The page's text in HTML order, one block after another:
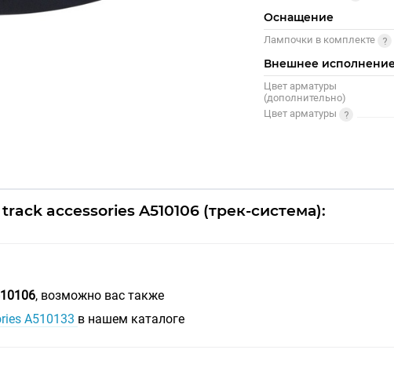
Оснащение
Лампочки в комплекте
Внешнее
Цвет арматуры
(дополнительно)
Цвет арматуры
accessories A510106 (трек-система):
, возможно вас также
A510133 в нашем каталоге